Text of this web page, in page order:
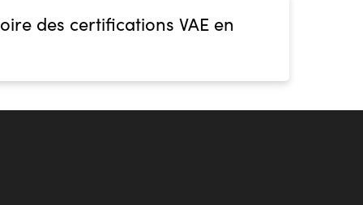
des certifications VAE en